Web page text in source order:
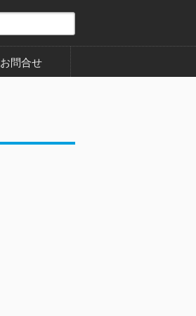
お問合せ